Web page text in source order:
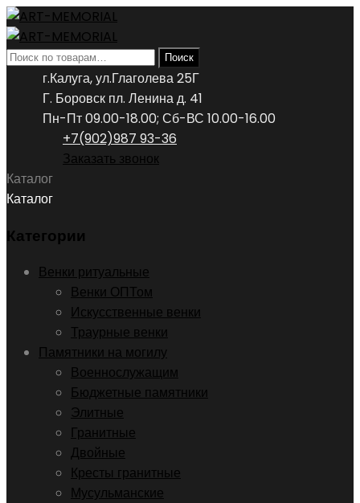
Искать: Поиск
г.Калуга, ул.Глаголева 25Г
Г. Боровск пл. Ленина д. 41
Пн-Пт 09.00-18.00; Сб-ВС 10.00-16.00
+7(902)987 93-36
Заказать звонок
Каталог
Каталог
Категории
Венки ритуальные
Венки ОПТом
Искусственные венки
Траурные венки
Памятники на могилу
Военнослужащим
Бюджетные памятники
Элитные
Гранитные
Двойные
Кресты гранитные
Мусульманские